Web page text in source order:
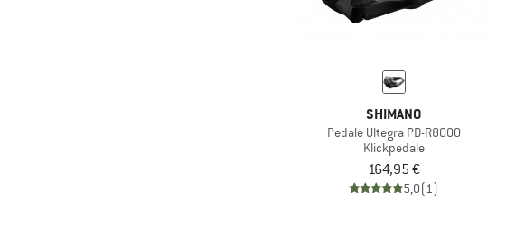
SHIMANO
Pedale Ultegra PD-R8000
Klickpedale
164,95 €
5,0(1)